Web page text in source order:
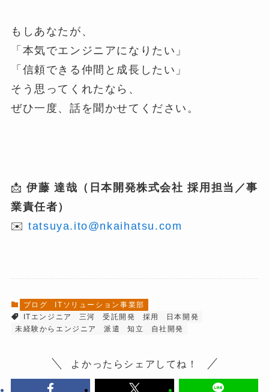
もしあなたが、
「本気でエンジニアになりたい」
「信頼できる仲間と成長したい」
そう思ってくれたなら、
ぜひ一度、話を聞かせてください。
📩伊藤 達哉（日本開発株式会社 採用担当／事
業責任者）
✉️tatsuya.ito@nkaihatsu.com
ブログ
ITソリューション事業部
ITエンジニア
三河 受託開発 採用
日本開発
未経験からエンジニア
派遣 知立 自社開発
よかったらシェアしてね！